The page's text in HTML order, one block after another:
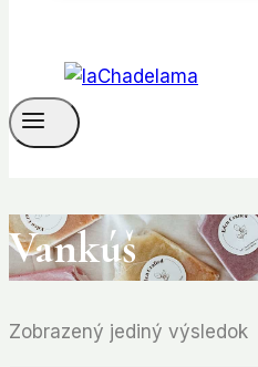
Vankúš
Zobrazený jediný výsledok